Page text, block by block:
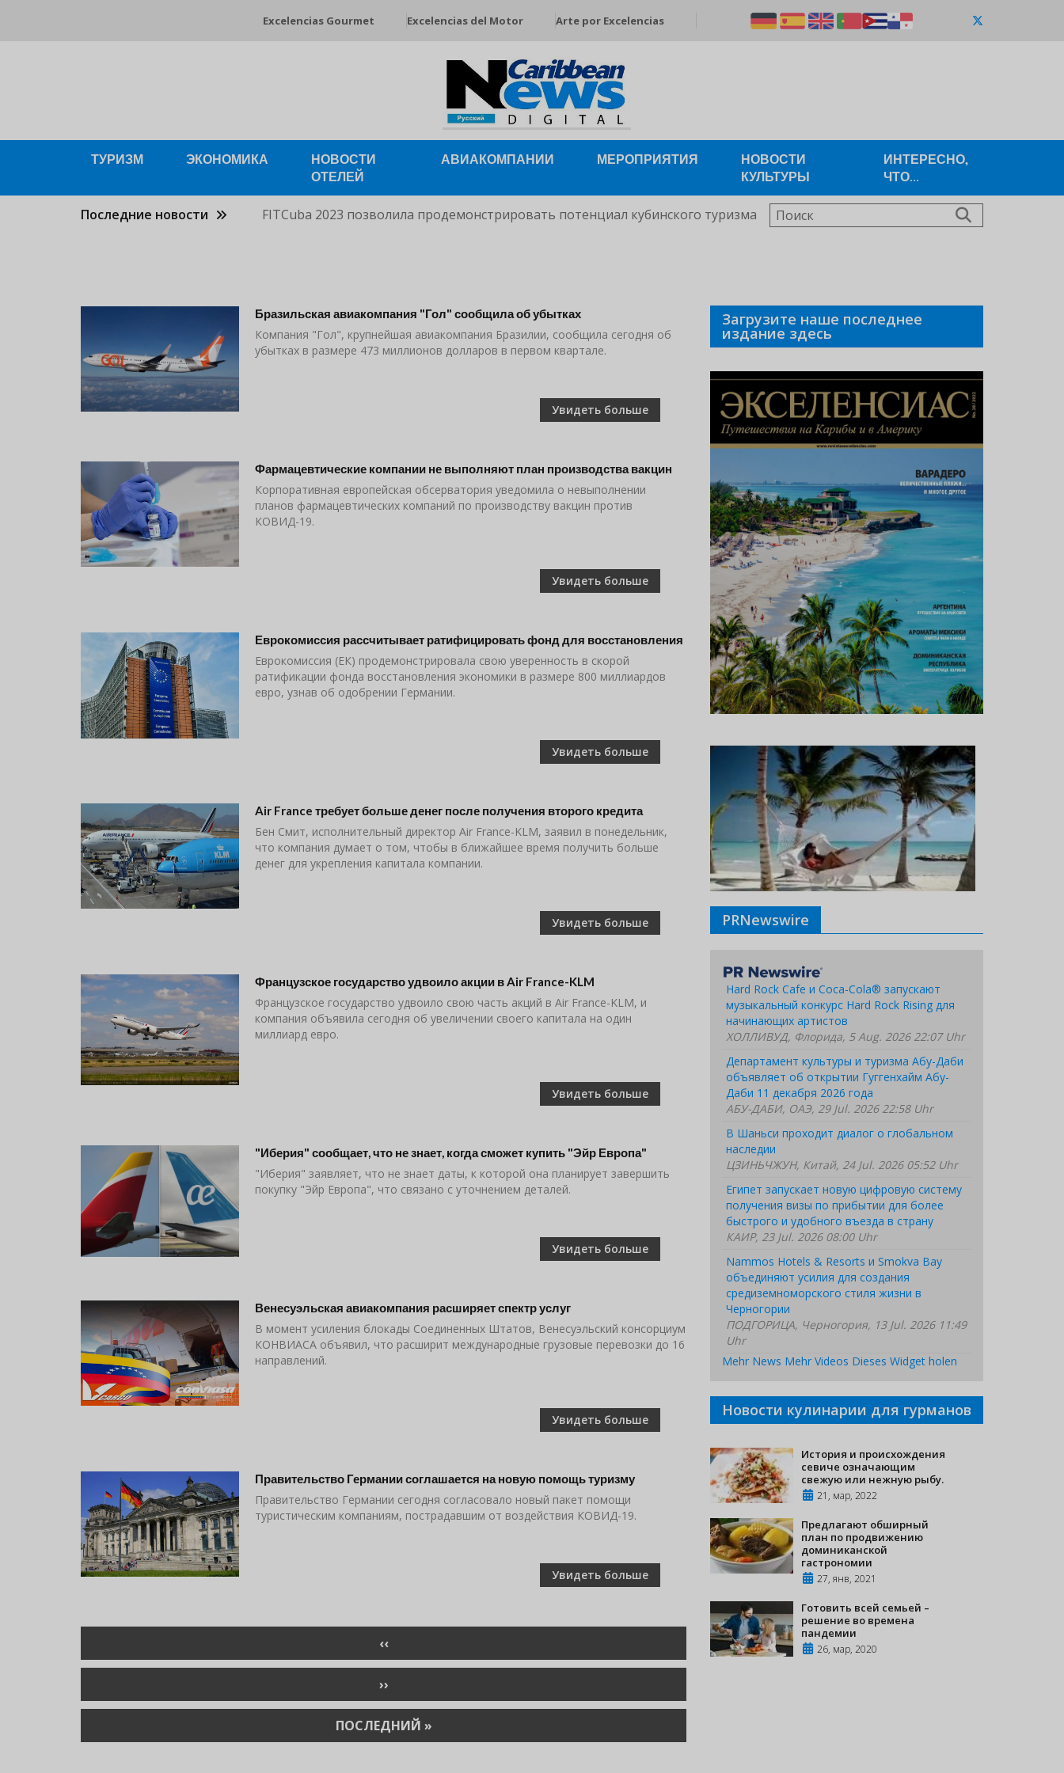
Excelencias Gourmet Excelencias del Motor Arte por Excelencias
ТУРИЗМ ЭКОНОМИКА
НОВОСТИ
ОТЕЛЕЙ
АВИАКОМПАНИИ МЕРОПРИЯТИЯ
НОВОСТИ
КУЛЬТУРЫ
ИНТЕРЕСНО,
ЧТО...
Последние новости FITCuba 2023 позволила продемонстрировать потенциал кубинского туризма Поиск
Бразильская авиакомпания "Гол" сообщила об убытках
Компания "Гол", крупнейшая авиакомпания Бразилии, сообщила сегодня об
убытках в размере 473 миллионов долларов в первом квартале.
Увидеть больше
Фармацевтические компании не выполняют план производства вакцин
Корпоративная европейская обсерватория уведомила о невыполнении
планов фармацевтических компаний по производству вакцин против
КОВИД-19.
Увидеть больше
Еврокомиссия рассчитывает ратифицировать фонд для восстановления
Еврокомиссия (ЕК) продемонстрировала свою уверенность в скорой
ратификации фонда восстановления экономики в размере 800 миллиардов
евро, узнав об одобрении Германии.
Увидеть больше
Air France требует больше денег после получения второго кредита
Бен Смит, исполнительный директор Air France-KLM, заявил в понедельник,
что компания думает о том, чтобы в ближайшее время получить больше
денег для укрепления капитала компании.
Увидеть больше
Французское государство удвоило акции в Air France-KLM
Французское государство удвоило свою часть акций в Air France-KLM, и
компания объявила сегодня об увеличении своего капитала на один
миллиард евро.
Увидеть больше
"Иберия" сообщает, что не знает, когда сможет купить "Эйр Европа"
"Иберия" заявляет, что не знает даты, к которой она планирует завершить
покупку "Эйр Европа", что связано с уточнением деталей.
Увидеть больше
Венесуэльская авиакомпания расширяет спектр услуг
В момент усиления блокады Соединенных Штатов, Венесуэльский консорциум
КОНВИАСА объявил, что расширит международные грузовые перевозки до 16
направлений.
Увидеть больше
Правительство Германии соглашается на новую помощь туризму
Правительство Германии сегодня согласовало новый пакет помощи
туристическим компаниям, пострадавшим от воздействия КОВИД-19.
Увидеть больше
ПРЕДЫДУЩАЯ
СТРАНИЦА
‹‹
СЛЕДУЮЩАЯ
СТРАНИЦА
››
ПОСЛЕДНЯЯ
СТРАНИЦА
ПОСЛЕДНИЙ »
Загрузите наше последнее
издание здесь
PRNewswire
Hard Rock Cafe и Coca-Cola® запускают
музыкальный конкурс Hard Rock Rising для
начинающих артистов
ХОЛЛИВУД, Флорида, 5 Aug. 2026 22:07 Uhr
Департамент культуры и туризма Абу-Даби
объявляет об открытии Гуггенхайм Абу-
Даби 11 декабря 2026 года
АБУ-ДАБИ, ОАЭ, 29 Jul. 2026 22:58 Uhr
В Шаньси проходит диалог о глобальном
наследии
ЦЗИНЬЧЖУН, Китай, 24 Jul. 2026 05:52 Uhr
Египет запускает новую цифровую систему
получения визы по прибытии для более
быстрого и удобного въезда в страну
КАИР, 23 Jul. 2026 08:00 Uhr
Nammos Hotels & Resorts и Smokva Bay
объединяют усилия для создания
средиземноморского стиля жизни в
Черногории
ПОДГОРИЦА, Черногория, 13 Jul. 2026 11:49
Uhr
Mehr News Mehr Videos Dieses Widget holen
Новости кулинарии для гурманов
История и происхождения
севиче означающим
свежую или нежную рыбу.
21, мар, 2022
Предлагают обширный
план по продвижению
доминиканской
гастрономии
27, янв, 2021
Готовить всей семьей –
решение во времена
пандемии
26, мар, 2020